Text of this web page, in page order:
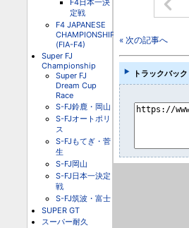
F4日本一決
定戦
F4 JAPANESE
CHAMPIONSHIP
(FIA-F4)
Super FJ
Championship
Super FJ
Dream Cup
Race
S-FJ鈴鹿・岡山
S-FJオートポリ
ス
S-FJもてぎ・菅
生
S-FJ岡山
S-FJ日本一決定
戦
S-FJ筑波・富士
SUPER GT
スーパー耐久
« 次の記事へ
トラックバック